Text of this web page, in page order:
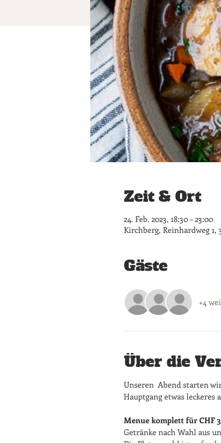
Zeit & Ort
24. Feb. 2023, 18:30 – 23:00
Kirchberg, Reinhardweg 1,
Gäste
+4
Über die
Unseren  Abend starten
Hauptgang etwas leckeres
Menue komplett für CHF
​Getränke nach Wahl aus